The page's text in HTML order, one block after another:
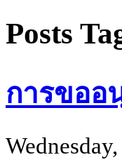
Posts
การขออ